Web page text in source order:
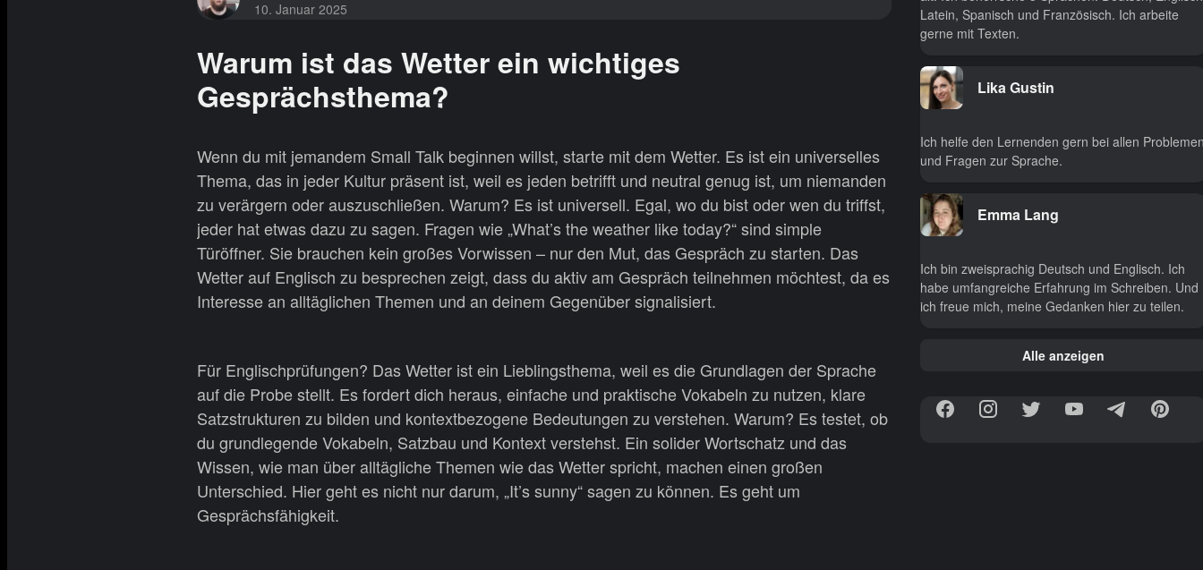
10. Januar 2025
Warum ist das Wetter ein wichtiges
Gesprächsthema?
Wenn du mit jemandem Small Talk beginnen willst, starte mit dem Wetter. Es ist ein universelles
Thema, das in jeder Kultur präsent ist, weil es jeden betrifft und neutral genug ist, um niemanden
zu verärgern oder auszuschließen. Warum? Es ist universell. Egal, wo du bist oder wen du triffst,
jeder hat etwas dazu zu sagen. Fragen wie „What’s the weather like today?“ sind simple
Türöffner. Sie brauchen kein großes Vorwissen – nur den Mut, das Gespräch zu starten. Das
Wetter auf Englisch zu besprechen zeigt, dass du aktiv am Gespräch teilnehmen möchtest, da es
Interesse an alltäglichen Themen und an deinem Gegenüber signalisiert.
Für Englischprüfungen? Das Wetter ist ein Lieblingsthema, weil es die Grundlagen der Sprache
auf die Probe stellt. Es fordert dich heraus, einfache und praktische Vokabeln zu nutzen, klare
Satzstrukturen zu bilden und kontextbezogene Bedeutungen zu verstehen. Warum? Es testet, ob
du grundlegende Vokabeln, Satzbau und Kontext verstehst. Ein solider Wortschatz und das
Wissen, wie man über alltägliche Themen wie das Wetter spricht, machen einen großen
Unterschied. Hier geht es nicht nur darum, „It’s sunny“ sagen zu können. Es geht um
Gesprächsfähigkeit.
Latein, Spanisch und Französisch. Ich arbeite
gerne mit Texten.
Lika Gustin
Ich helfe den Lernenden gern bei allen
und Fragen zur Sprache.
Emma Lang
Ich bin zweisprachig Deutsch und Englisch. Ich
habe umfangreiche Erfahrung im Schreiben. Und
ich freue mich, meine Gedanken hier zu teilen.
Alle anzeigen